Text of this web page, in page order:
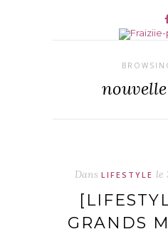
Dans LIFESTYLE le
GRANDS